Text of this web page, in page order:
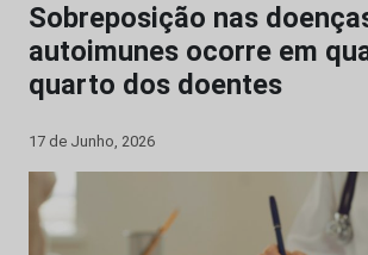
Sobreposição nas
autoimunes ocorre em
quarto dos doentes
17 de Junho, 2026